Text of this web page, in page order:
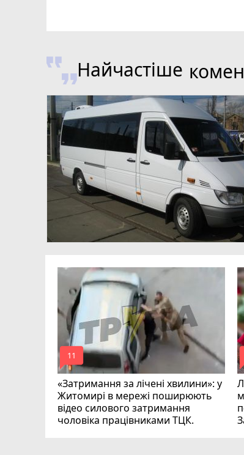
Найчастіше
«Затримання за лічені хвилини»: у
Житомирі в мережі поширюють
відео силового затримання
чоловіка працівниками ТЦК.
mode_comment
11